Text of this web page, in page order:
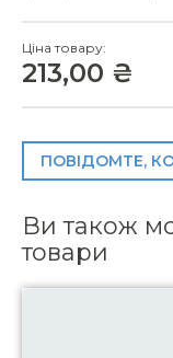
Ціна товару:
213,00 ₴
ПОВІДОМТЕ,
Ви також
товари